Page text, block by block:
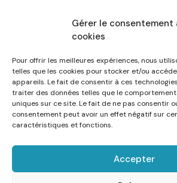
Gérer le consentement
cookies
Pour offrir les meilleures expériences, nous
telles que les cookies pour stocker et/ou
appareils. Le fait de consentir à ces
traiter des données telles que le comportement
uniques sur ce site. Le fait de ne pas consentir
consentement peut avoir un effet négatif sur
caractéristiques et fonctions.
Accepter